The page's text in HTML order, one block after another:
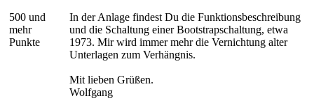
500 und
mehr
Punkte
In der Anlage findest Du die Funktionsbeschreibung
und die Schaltung einer Bootstrapschaltung, etwa
1973. Mir wird immer mehr die Vernichtung alter
Unterlagen zum Verhängnis.
Mit lieben Grüßen.
Wolfgang